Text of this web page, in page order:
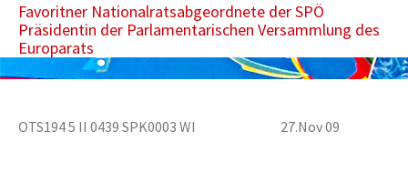
Favoritner Nationalratsabgeordnete der SPÖ
Präsidentin der Parlamentarischen Versammlung des
Europarats
OTS194 5 II 0439 SPK0003 WI 27.Nov 09